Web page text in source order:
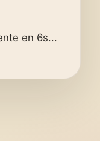
en 6s...